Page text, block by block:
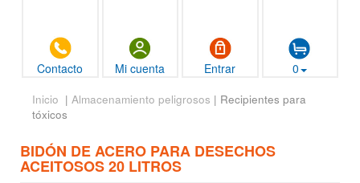
Contacto Mi cuenta Entrar 0
Inicio | Almacenamiento peligrosos | Recipientes para
tóxicos
BIDÓN DE ACERO PARA DESECHOS
ACEITOSOS 20 LITROS